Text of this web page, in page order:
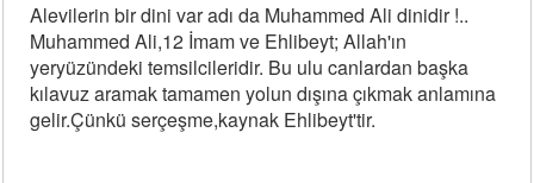
Alevilerin bir dini var adı da Muhammed Ali dinidir !..
Muhammed Ali,12 İmam ve Ehlibeyt; Allah'ın
yeryüzündeki temsilcileridir. Bu ulu canlardan başka
kılavuz aramak tamamen yolun dışına çıkmak anlamına
gelir.Çünkü serçeşme,kaynak Ehlibeyt'tir.